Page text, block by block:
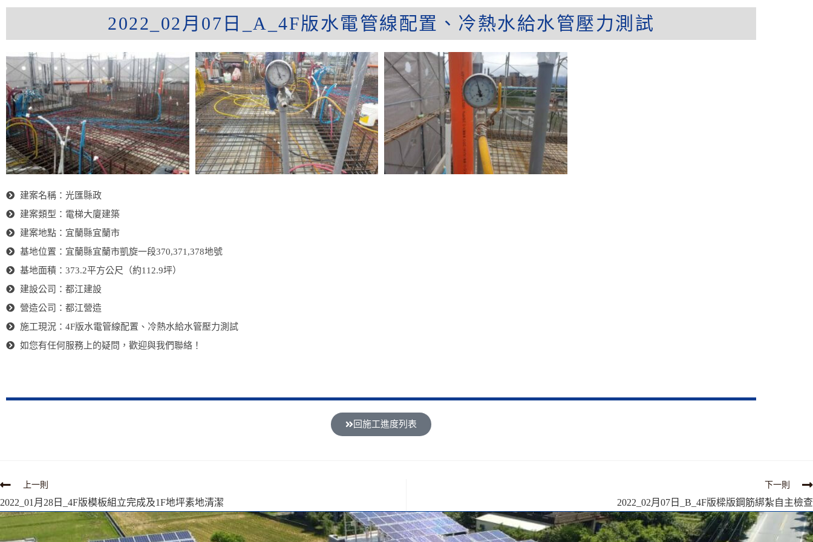
2022_02月07日_A_4F版水電管線配置、冷熱水給水管壓力測試
建案名稱：光匯縣政
建案類型：電梯大廈建築
建案地點：宜蘭縣宜蘭市
基地位置：宜蘭縣宜蘭市凱旋一段370,371,378地號
基地面積：373.2平方公尺（約112.9坪）
建設公司：都江建設
營造公司：都江營造
施工現況：4F版水電管線配置、冷熱水給水管壓力測試
如您有任何服務上的疑問，歡迎與我們聯絡！
回施工進度列表
上一則
2022_01月28日_4F版模板組立完成及1F地坪素地清潔
下一則
2022_02月07日_B_4F版樑版鋼筋綁紮自主檢查